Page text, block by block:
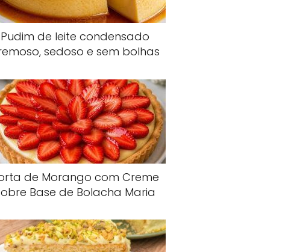
Pudim de leite condensado
sedoso e sem bolhas
de Morango com Creme
Base de Bolacha Maria